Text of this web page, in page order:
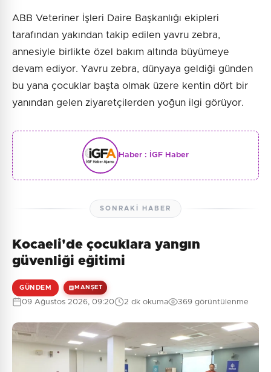
ABB Veteriner İşleri Daire Başkanlığı ekipleri
tarafından yakından takip edilen yavru zebra,
annesiyle birlikte özel bakım altında büyümeye
devam ediyor. Yavru zebra, dünyaya geldiği günden
bu yana çocuklar başta olmak üzere kentin dört bir
yanından gelen ziyaretçilerden yoğun ilgi görüyor.
Haber : İGF Haber
SONRAKI HABER
Kocaeli'de çocuklara yangın
güvenliği eğitimi
GÜNDEM MANŞET
09 Ağustos 2026, 09:20 2 dk okuma 369 görüntülenme